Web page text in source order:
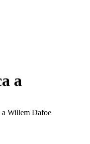
a
a Willem Dafoe